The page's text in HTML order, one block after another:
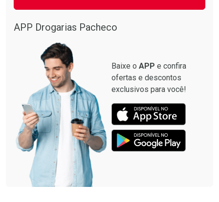
APP Drogarias Pacheco
Baixe o APP e confira
ofertas e descontos
exclusivos para você!